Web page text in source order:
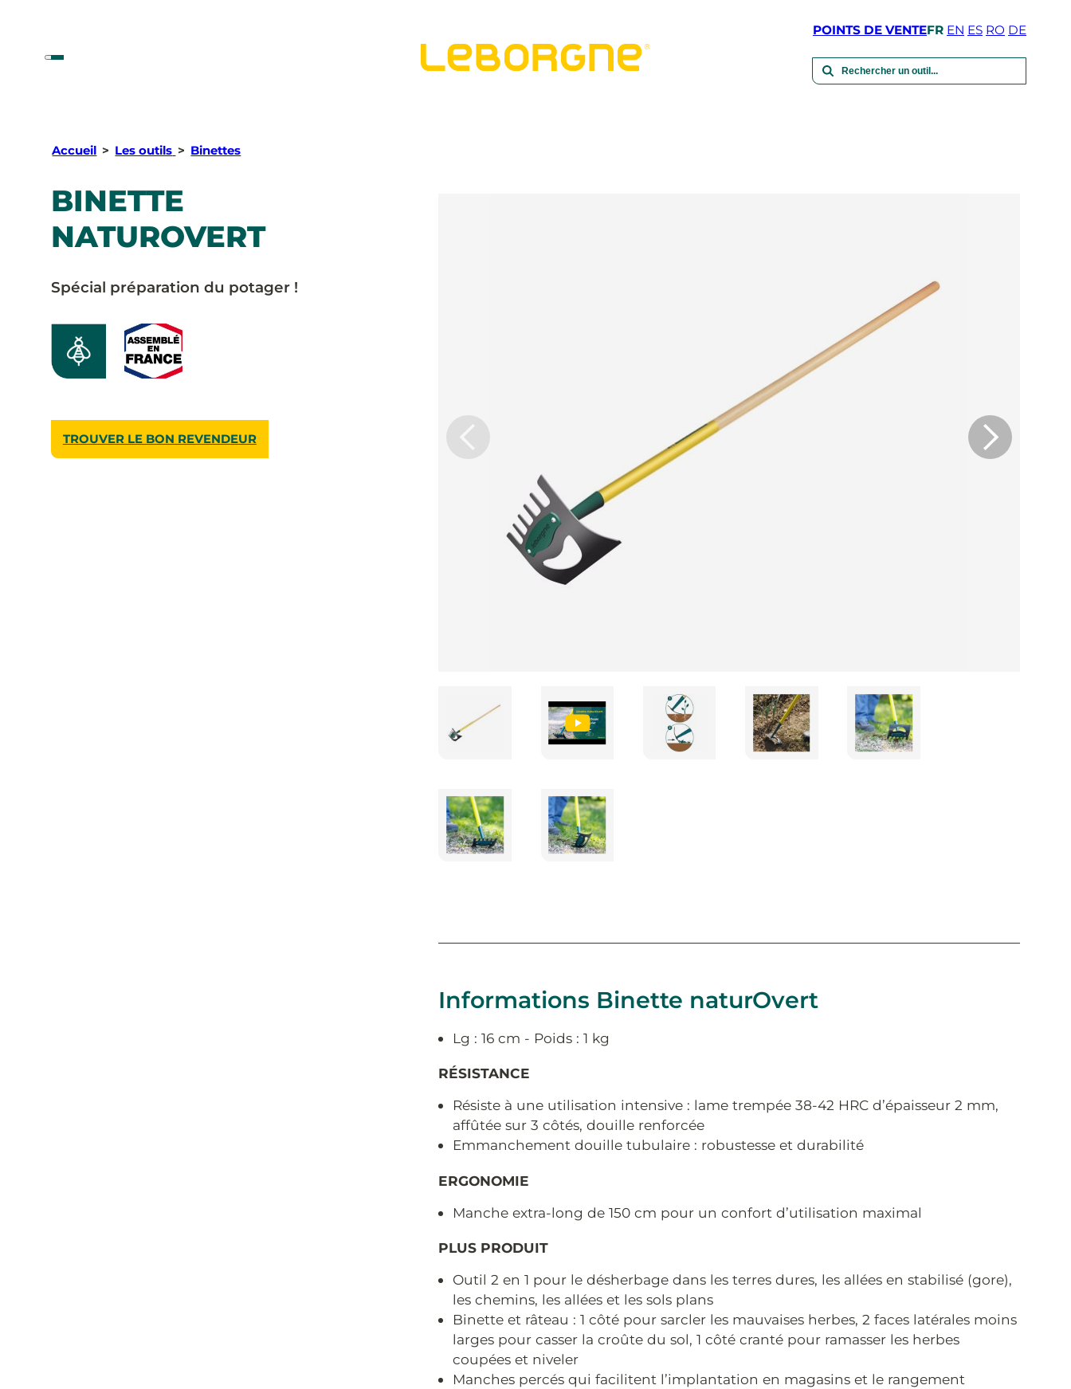
POINTS DE VENTEFR EN ES RO DE
Accueil > Les outils > Binettes
BINETTE
NATUROVERT
Spécial préparation du potager !
TROUVER LE BON REVENDEUR
Informations Binette naturOvert
Lg : 16 cm - Poids : 1 kg
RÉSISTANCE
Résiste à une utilisation intensive : lame trempée 38-42 HRC d’épaisseur 2 mm,
affûtée sur 3 côtés, douille renforcée
Emmanchement douille tubulaire : robustesse et durabilité
ERGONOMIE
Manche extra-long de 150 cm pour un confort d’utilisation maximal
PLUS PRODUIT
Outil 2 en 1 pour le désherbage dans les terres dures, les allées en stabilisé (gore),
les chemins, les allées et les sols plans
Binette et râteau : 1 côté pour sarcler les mauvaises herbes, 2 faces latérales moins
larges pour casser la croûte du sol, 1 côté cranté pour ramasser les herbes
coupées et niveler
Manches percés qui facilitent l’implantation en magasins et le rangement